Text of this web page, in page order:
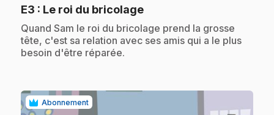
E3 : Le roi du bricolage.
.Quand Sam le roi du bricolage prend la grosse
tête, c'est sa relation avec ses amis qui a le plus
besoin d'être réparée.
Abonnement